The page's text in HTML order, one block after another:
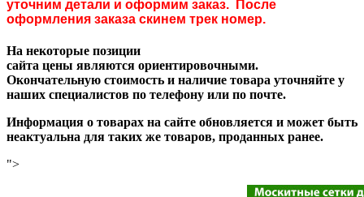
уточним детали и оформим заказ. После
оформления заказа скинем трек номер.
На некоторые позиции
сайта цены являются ориентировочными.
Окончательную стоимость и наличие товара уточняйте у
наших специалистов по телефону или по почте.
Информация о товарах на сайте обновляется и может быть
неактуальна для таких же товаров, проданных ранее.
">